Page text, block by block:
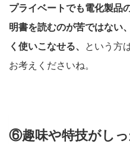
プライベートでも電化製品
明書を読むのが苦ではない
く使いこなせる、
という方
お考えくださいね。
⑥趣味や特技がし